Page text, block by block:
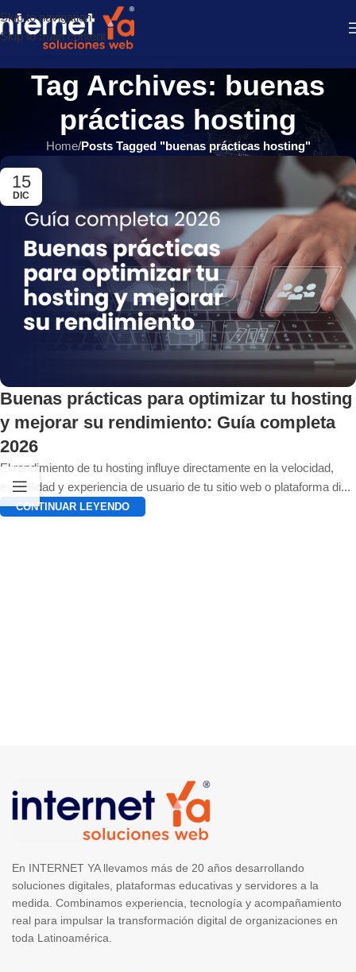
Skip to navigation
Skip to main content
Tag Archives: buenas
prácticas hosting
Home/Posts Tagged "buenas prácticas hosting"
15
DIC
Buenas prácticas para optimizar tu hosting
y mejorar su rendimiento: Guía completa
2026
El rendimiento de tu hosting influye directamente en la velocidad,
estabilidad y experiencia de usuario de tu sitio web o plataforma di...
CONTINUAR LEYENDO
En INTERNET YA llevamos más de 20 años desarrollando
soluciones digitales, plataformas educativas y servidores a la
medida. Combinamos experiencia, tecnología y acompañamiento
real para impulsar la transformación digital de organizaciones en
toda Latinoamérica.